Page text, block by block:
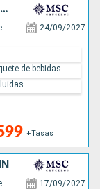
ANTIGUA Y BARBUDA, REPÚBLICA DOMINICANA, BARBADOS
24/09/2027
+Tasas
de bebidas
17/09/2027